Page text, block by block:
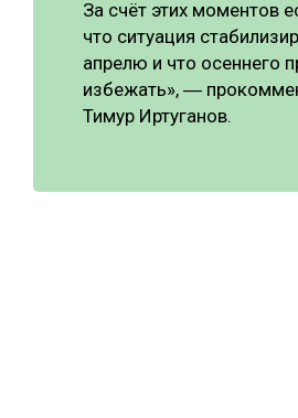
За счёт этих моментов
что ситуация
апрелю и что осеннего
избежать», ―
Тимур Иртуганов.